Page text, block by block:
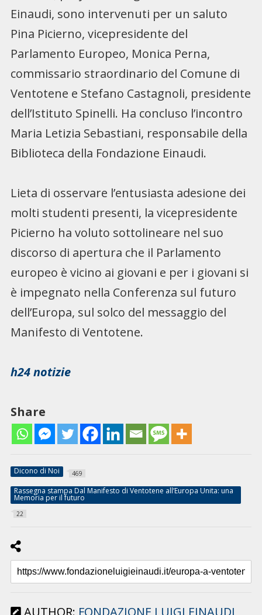
Einaudi, sono intervenuti per un saluto
Pina Picierno, vicepresidente del
Parlamento Europeo, Monica Perna,
commissario straordinario del Comune di
Ventotene e Stefano Castagnoli, presidente
dell’Istituto Spinelli. Ha concluso l’incontro
Maria Letizia Sebastiani, responsabile della
Biblioteca della Fondazione Einaudi.
Lieta di osservare l’entusiasta adesione dei
molti studenti presenti, la vicepresidente
Picierno ha voluto sottolineare nel suo
discorso di apertura che il Parlamento
europeo è vicino ai giovani e per i giovani si
è impegnato nella Conferenza sul futuro
dell’Europa, sul solco del messaggio del
Manifesto di Ventotene.
h24 notizie
Share
Dicono di Noi 469
Rassegna stampa Dal Manifesto di Ventotene all’Europa Unita: una
Memoria per il futuro
22
AUTHOR: FONDAZIONE LUIGI EINAUDI